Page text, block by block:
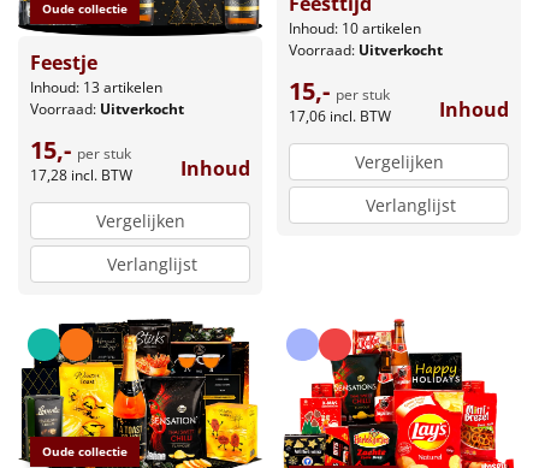
Oude collectie
Feestje
Inhoud: 13 artikelen
Voorraad: Uitverkocht
15,- per stuk
17,28 incl. BTW Inhoud
Vergelijken
Verlanglijst
Inhoud: 10 artikelen
Voorraad: Uitverkocht
15,- per stuk
17,06 incl. BTW Inhoud
Vergelijken
Verlanglijst
Oude collectie